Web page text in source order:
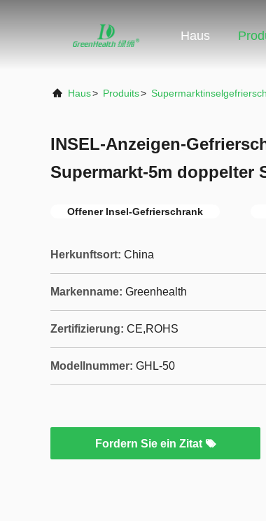
Haus
Haus> Produits>
INSEL-Anzeigen-
Supermarkt-5m doppelter
Offener Insel-Gefrierschrank
Herkunftsort: China
Markenname: Greenhealth
Zertifizierung: CE,ROHS
Modellnummer: GHL-50
Fordern Sie ein Zitat